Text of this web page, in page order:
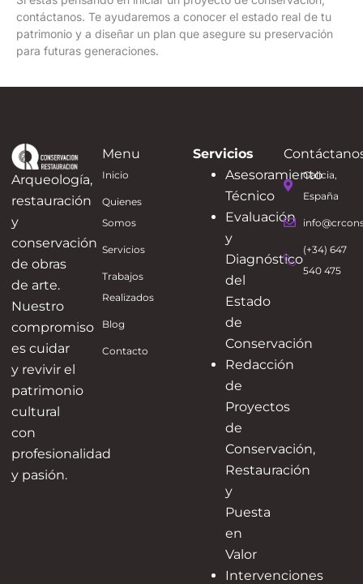
contáctanos. Te ayudaremos a conocer el estado real de tu
patrimonio y a diseñar un plan que asegure su preservación
para futuras generaciones.
Arqueología,
restauración
y
conservación
de obras
de arte.
Nuestro
compromiso
es cuidar
y revivir el
patrimonio
cultural
con
profesionalidad
y pasión.
Menu
Inicio
Quienes
Somos
Servicios
Trabajos
Realizados
Blog
Contacto
Servicios
Asesoramiento
Técnico
Evaluación
y
Diagnóstico
del
Estado
de
Conservación
Redacción
de
Proyectos
de
Conservación,
Restauración
y
Puesta
en
Valor
Intervenciones
Galicia,
España
(+34) 647
540 475